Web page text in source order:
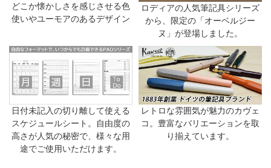
どこか懐かしさを感じさせる色
使いやユーモアのあるデザイン
ロディアの人気筆記具シリーズ
から、限定の「オーベルジー
ヌ」が登場しました。
日付未記入の切り離して使える
スケジュールシート。自由度の
高さが人気の秘密で、様々な用
途でご使用いただけます。
レトロな雰囲気が魅力のカヴェ
コ。豊富なバリエーションを取
り揃えています。